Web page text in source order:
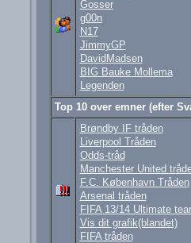
Gosser
g00n
N17
JimmyGP
DavidMadsen
BIG Bauke Mollema
Legenden
Top 10 over emner (efter
Brøndby IF tråden
Liverpool Tråden
Odds-tråd
Manchester United
F.C. København Tråden
Arsenal tråden
FIFA 13/14 Ultimate
Vis dit grafik(blandet)
FIFA tråden